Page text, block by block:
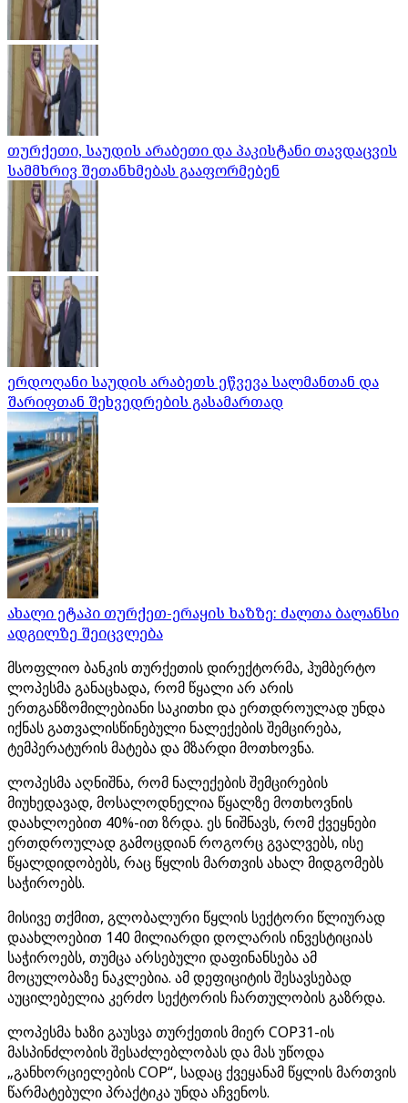
თურქეთი, საუდის არაბეთი და პაკისტანი თავდაცვის
სამმხრივ შეთანხმებას გააფორმებენ
ერდოღანი საუდის არაბეთს ეწვევა სალმანთან და
შარიფთან შეხვედრების გასამართად
ახალი ეტაპი თურქეთ-ერაყის ხაზზე: ძალთა ბალანსი
ადგილზე შეიცვლება
მსოფლიო ბანკის თურქეთის დირექტორმა, ჰუმბერტო
ლოპესმა განაცხადა, რომ წყალი არ არის
ერთგანზომილებიანი საკითხი და ერთდროულად უნდა
იქნას გათვალისწინებული ნალექების შემცირება,
ტემპერატურის მატება და მზარდი მოთხოვნა.
ლოპესმა აღნიშნა, რომ ნალექების შემცირების
მიუხედავად, მოსალოდნელია წყალზე მოთხოვნის
დაახლოებით 40%-ით ზრდა. ეს ნიშნავს, რომ ქვეყნები
ერთდროულად გამოცდიან როგორც გვალვებს, ისე
წყალდიდობებს, რაც წყლის მართვის ახალ მიდგომებს
საჭიროებს.
მისივე თქმით, გლობალური წყლის სექტორი წლიურად
დაახლოებით 140 მილიარდი დოლარის ინვესტიციას
საჭიროებს, თუმცა არსებული დაფინანსება ამ
მოცულობაზე ნაკლებია. ამ დეფიციტის შესავსებად
აუცილებელია კერძო სექტორის ჩართულობის გაზრდა.
ლოპესმა ხაზი გაუსვა თურქეთის მიერ COP31-ის
მასპინძლობის შესაძლებლობას და მას უწოდა
„განხორციელების COP“, სადაც ქვეყანამ წყლის მართვის
წარმატებული პრაქტიკა უნდა აჩვენოს.